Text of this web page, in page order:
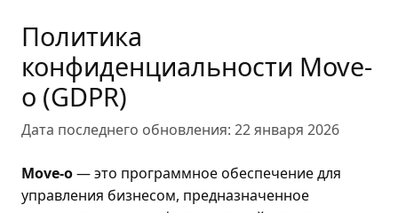
Политика
конфиденциальности Move-
o (GDPR)
Дата последнего обновления: 22 января 2026
Move-o— это программное обеспечение для
управления бизнесом, предназначенное